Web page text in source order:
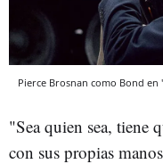
Pierce Brosnan como Bond en
"Sea quien sea, tiene
con sus propias